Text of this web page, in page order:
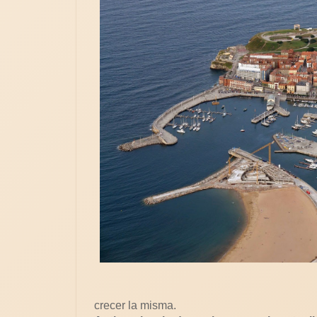
crecer la misma.